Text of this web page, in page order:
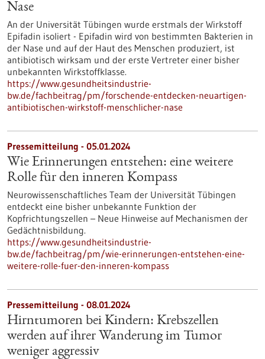
Nase
An der Universität Tübingen wurde erstmals der Wirkstoff
Epifadin isoliert - Epifadin wird von bestimmten Bakterien in
der Nase und auf der Haut des Menschen produziert, ist
antibiotisch wirksam und der erste Vertreter einer bisher
unbekannten Wirkstoffklasse.
https://www.gesundheitsindustrie-
bw.de/fachbeitrag/pm/forschende-entdecken-neuartigen-
antibiotischen-wirkstoff-menschlicher-nase
Pressemitteilung - 05.01.2024
Wie Erinnerungen entstehen: eine weitere
Rolle für den inneren Kompass
Neurowissenschaftliches Team der Universität Tübingen
entdeckt eine bisher unbekannte Funktion der
Kopfrichtungszellen – Neue Hinweise auf Mechanismen der
Gedächtnisbildung.
https://www.gesundheitsindustrie-
bw.de/fachbeitrag/pm/wie-erinnerungen-entstehen-eine-
weitere-rolle-fuer-den-inneren-kompass
Pressemitteilung - 08.01.2024
Hirntumoren bei Kindern: Krebszellen
werden auf ihrer Wanderung im Tumor
weniger aggressiv